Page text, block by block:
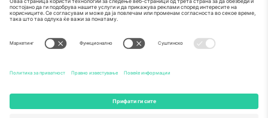
Mexico
Av Chapultepec 360, Roma
Norte, Cuauhtémoc, 06700
Ciudad de México, CDMX,
разликува во зависност од локацијата, настанот и/или доменот.
За детали, проверете ја конкретната страница на настанот.,